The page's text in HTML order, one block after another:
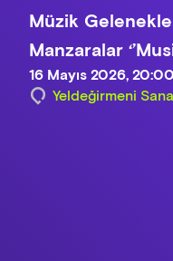
Müzik
Manzaralar
16 Mayıs 2026, 20:00
Yeldeğirmeni